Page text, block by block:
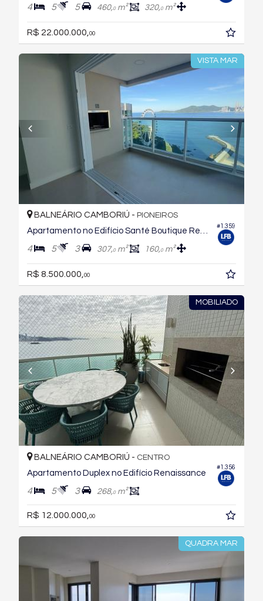
4 5 5 460,0m² 320,0m²
R$ 22.000.000, 00
VISTA MAR
#1.359
BALNEÁRIO CAMBORIÚ - PIONEIROS
4 5 3 307,0m² 160,0m²
R$ 8.500.000,00
MOBILIADO
#1.356
BALNEÁRIO CAMBORIÚ - CENTRO
Apartamento Duplex no Edifício Renaissance
4 5 3 268,0m²
R$ 12.000.000, 00
QUADRA MAR